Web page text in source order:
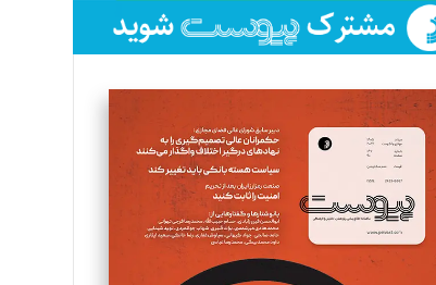
فائزه فتحی رستمی
تحریریه
سروش کرمیان
تحریریه
مینا پاکدل